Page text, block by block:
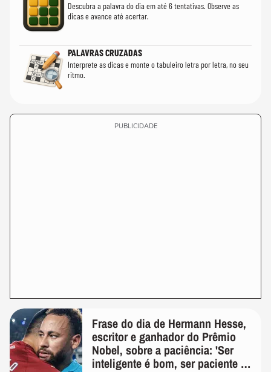
Descubra a palavra do dia em até 6 tentativas. Observe as
dicas e avance até acertar.
PALAVRAS CRUZADAS
Interprete as dicas e monte o tabuleiro letra por letra, no seu
ritmo.
PUBLICIDADE
Frase do dia de Hermann Hesse,
escritor e ganhador do Prêmio
Nobel, sobre a paciência: 'Ser
inteligente é bom, ser paciente é